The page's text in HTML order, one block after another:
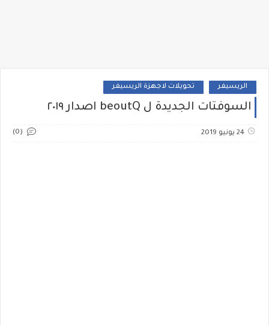
الريسيفر تحويلات لاجهزة الريسيفر
السوفتات الجديدة ل beoutQ اصدار ٢٠١٩
24 يونيو 2019 (0)